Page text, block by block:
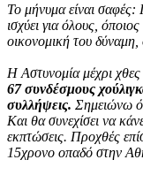
Το μήνυμα είναι σαφές:
ισχύει για όλους,
οικονομική του δύναμη,
Η Αστυνομία μέχρι χθες
67 συνδέσμους
συλλήψεις. Σημειώνω
Και θα συνεχίσει να
εκπτώσεις. Προχθές
15χρονο οπαδό στην